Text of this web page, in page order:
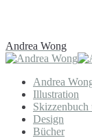
Andrea Wong
Andrea
Illustration
Skizzenbuch
Design
Bücher